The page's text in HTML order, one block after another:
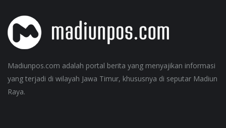
Madiunpos.com adalah portal berita yang menyajikan informasi
yang terjadi di wilayah Jawa Timur, khususnya di seputar Madiun
Raya.